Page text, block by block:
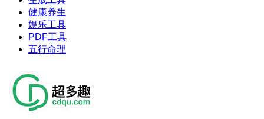
健康养生
娱乐工具
PDF工具
五行命理